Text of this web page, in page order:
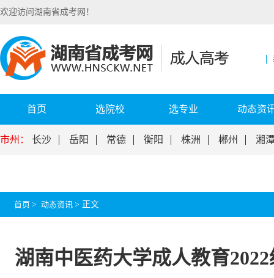
欢迎访问湖南省成考网！
首页 选院校 选专业 动态资
市州： 长沙 岳阳 常德 衡阳 株洲 郴州 湘
首页 > 动态资讯 > 正文
湖南中医药大学成人教育